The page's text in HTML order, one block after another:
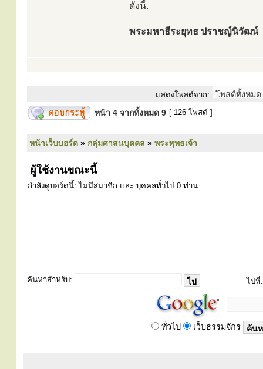
ดังนี้.
พระมหาธีระยุทธ ปราชญ์นิวัฒน์
แสดงโพสต์จาก:
หน้า 4 จากทั้งหมด 9 [ 126 โพสต์ ]
หน้าเว็บบอร์ด » กลุ่มศาสนบุคคล » พระพุทธเจ้า
ผู้ใช้งานขณะนี้
กำลังดูบอร์ดนี้: ไม่มีสมาชิก และ บุคคลทั่วไป 0 ท่าน
ค้นหาสำหรับ: ไปที่:
ทั่วไป เว็บธรรมจักร